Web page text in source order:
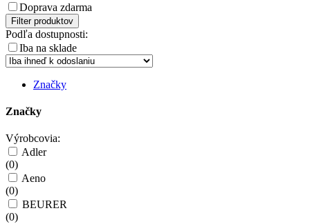
Doprava zdarma
Filter produktov
Podľa dostupnosti:
Iba na sklade
Značky
Značky
Výrobcovia:
Adler
(0)
Aeno
(0)
BEURER
(0)